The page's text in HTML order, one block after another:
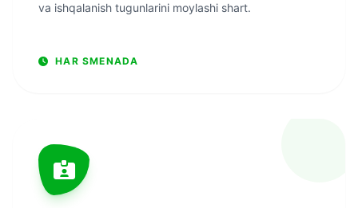
va ishqalanish tugunlarini moylashi shart.
HAR SMENADA